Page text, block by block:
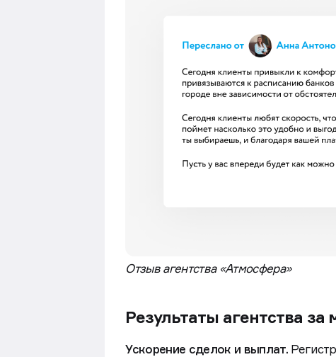
Отзыв агентства «Атмосфера»
Результаты агентства за
Ускорение сделок и выплат.